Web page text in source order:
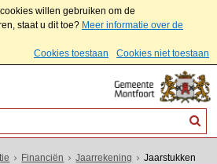
willen gebruiken om de
staat u dit toe? Meer informatie over de
Cookies toestaan
Cookies niet toestaan
Financiën Jaarrekening
Jaarstukken